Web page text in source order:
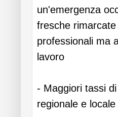
un'emergenza
fresche
professionali ma
lavoro
- Maggiori tassi
regionale e locale